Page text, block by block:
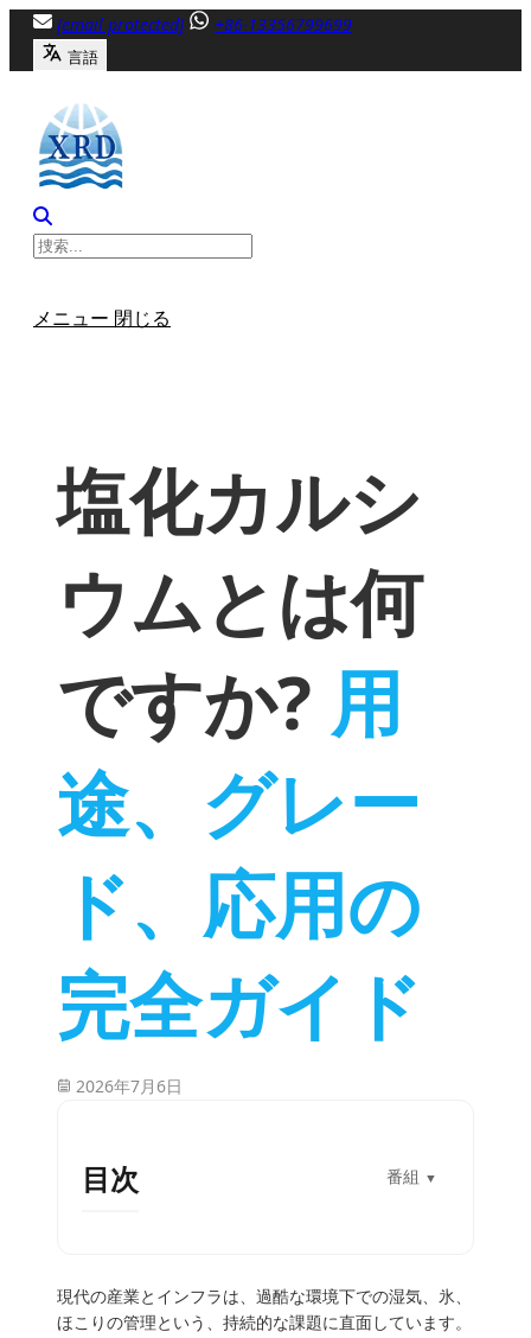
へ
[email protected] +86-13356799699
言語
メニュー 閉じる
塩化カルシ
ウムとは何
ですか? 用
途、グレー
ド、応用の
完全ガイド
2026年7月6日
目次 番組 ▼
現代の産業とインフラは、過酷な環境下での湿気、氷、
ほこりの管理という、持続的な課題に直面しています。